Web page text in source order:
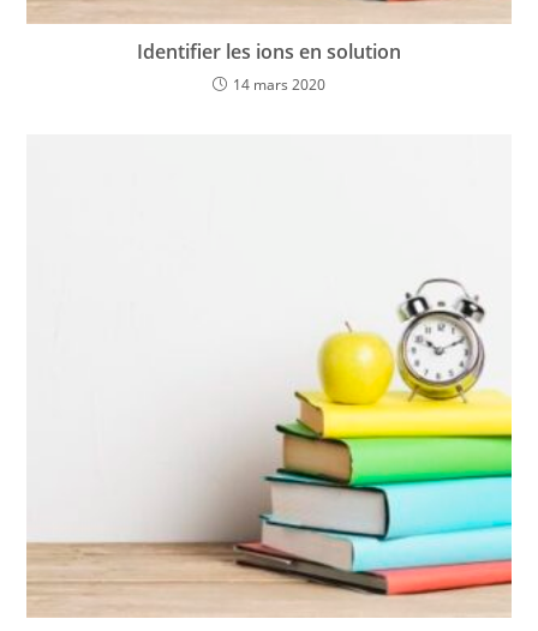
Identifier les ions en solution
14 mars 2020